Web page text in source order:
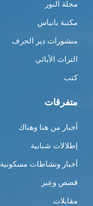
مجلة النور
مكتبة بانياس
منشورات دير الحرف
التراث الأبائي
كتب
متفرقات
أخبار من هنا وهناك
إطلالات شبابية
أخبار ونشاطات مسكونية
قصص وعِبر
مقابلات